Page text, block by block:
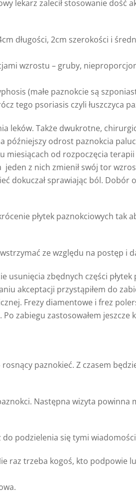
lekarz zalecił stosowanie dość
długości, 2cm szerokości i
wzrostu – gruby,
(małe paznokcie są
tego psoriasis czyli łuszczyca
leków. Także dwukrotne,
późniejszy odrost paznokcia
miesiącach od rozpoczęcia
z nich zmienił swój tor
dokuczał sprawiając ból. Dobór
płytek paznokciowych tak
ze względu na postęp i
zbędnych części płytek
akceptacji przystąpiłem do
Frezy diamentowe i frez
zabiegu zastosowałem jeszcze
paznokieć. Z czasem
Następna wizyta powinna
do podzielenia się tymi
raz trzeba kogoś, kto podpowie